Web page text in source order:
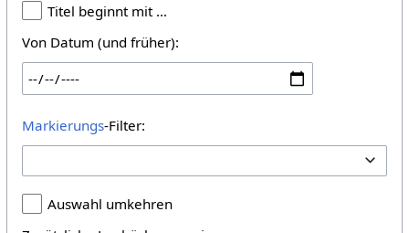
Titel beginnt mit …
Von Datum (und früher):
Markierungs-Filter:
Auswahl umkehren